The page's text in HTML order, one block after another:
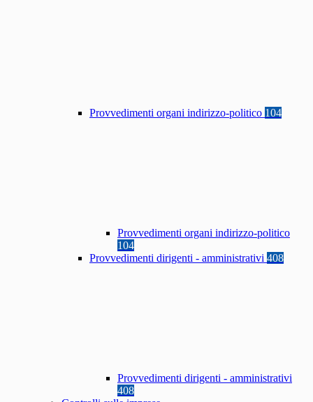
Provvedimenti organi indirizzo-politico 104
Provvedimenti organi indirizzo-politico
104
Provvedimenti dirigenti - amministrativi 408
Provvedimenti dirigenti - amministrativi
408